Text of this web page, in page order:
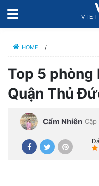
HOME /
Top 5 phòng
Quận Thủ
Cẩm Nhiên